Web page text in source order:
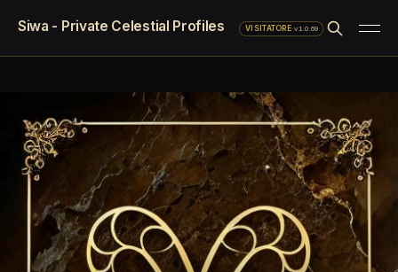
Siwa - Private Celestial Profiles VISITATORE·v1.0.69